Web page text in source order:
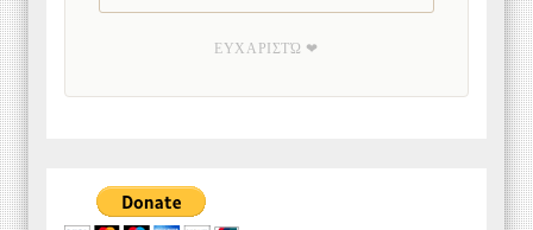
ΕΥΧΑΡΙΣΤΏ ❤